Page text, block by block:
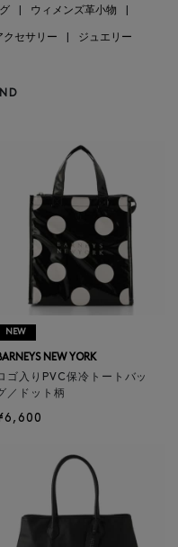
ウィメンズ革小物
クセサリー ジュエリー
NEW
NEW YORK
ゴ入りPVC保冷トートバッ
／ドット柄